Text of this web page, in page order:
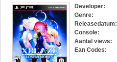
Developer:
Genre:
Releasedatum:
Console:
Aantal views:
Ean Codes: